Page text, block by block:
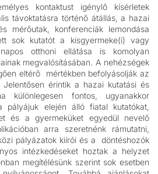
kontaktust igénylő kísérletek
távoktatásra történő átállás, a hazai
mérőutak, konferenciák lemondása
sok kutatót a kisgyermeke(i) vagy
otthoni ellátása is komolyan
megvalósításában. A nehézségek
eltérő mértékben befolyásolják az
Jelentősen érintik a hazai kutatási és
különlegesen fontos, ugyanakkor
pályájuk elején álló fiatal kutatókat,
és a gyermeküket egyedül nevelő
arra szeretnénk rámutatni,
pályázatok kiírói és a döntéshozók
intézkedéseket hoztak a helyzet
megítélésünk szerint sok esetben